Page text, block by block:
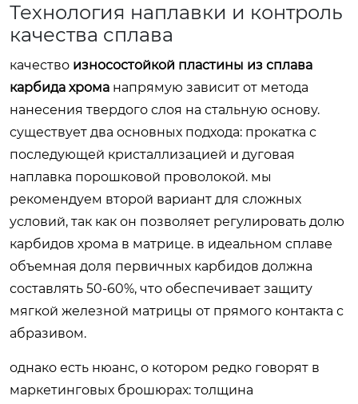
Технология наплавки и контроль
качества сплава
качество износостойкой пластины из сплава
карбида хрома напрямую зависит от метода
нанесения твердого слоя на стальную основу.
существует два основных подхода: прокатка с
последующей кристаллизацией и дуговая
наплавка порошковой проволокой. мы
рекомендуем второй вариант для сложных
условий, так как он позволяет регулировать долю
карбидов хрома в матрице. в идеальном сплаве
объемная доля первичных карбидов должна
составлять 50-60%, что обеспечивает защиту
мягкой железной матрицы от прямого контакта с
абразивом.
однако есть нюанс, о котором редко говорят в
маркетинговых брошюрах: толщина